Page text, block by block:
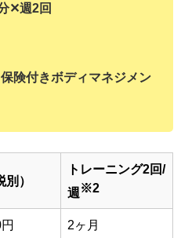
✕週2回
険付きボディマネジメン
）
トレーニング2回/
週※2
2ヶ月